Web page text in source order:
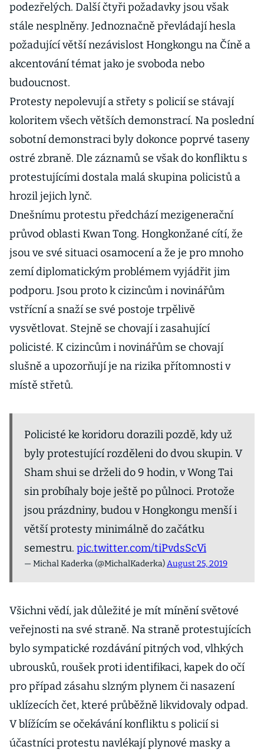
podezřelých. Další čtyři požadavky jsou však
stále nesplněny. Jednoznačně převládají hesla
požadující větší nezávislost Hongkongu na Číně a
akcentování témat jako je svoboda nebo
budoucnost.
Protesty nepolevují a střety s policií se stávají
koloritem všech větších demonstrací. Na poslední
sobotní demonstraci byly dokonce poprvé taseny
ostré zbraně. Dle záznamů se však do konfliktu s
protestujícími dostala malá skupina policistů a
hrozil jejich lynč.
Dnešnímu protestu předchází mezigenerační
průvod oblasti Kwan Tong. Hongkonžané cítí, že
jsou ve své situaci osamocení a že je pro mnoho
zemí diplomatickým problémem vyjádřit jim
podporu. Jsou proto k cizincům i novinářům
vstřícní a snaží se své postoje trpělivě
vysvětlovat. Stejně se chovají i zasahující
policisté. K cizincům i novinářům se chovají
slušně a upozorňují je na rizika přítomnosti v
místě střetů.
Policisté ke koridoru dorazili pozdě, kdy už
byly protestující rozděleni do dvou skupin. V
Sham shui se drželi do 9 hodin, v Wong Tai
sin probíhaly boje ještě po půlnoci. Protože
jsou prázdniny, budou v Hongkongu menší i
větší protesty minimálně do začátku
semestru. pic.twitter.com/tiPvdsScVi
— Michal Kaderka (@MichalKaderka)August 25, 2019
Všichni vědí, jak důležité je mít mínění světové
veřejnosti na své straně. Na straně protestujících
bylo sympatické rozdávání pitných vod, vlhkých
ubrousků, roušek proti identifikaci, kapek do očí
pro případ zásahu slzným plynem či nasazení
uklízecích čet, které průběžně likvidovaly odpad.
V blížícím se očekávání konfliktu s policií si
účastníci protestu navlékají plynové masky a